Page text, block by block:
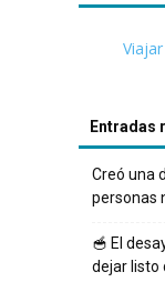
Entradas
Creó una
personas
🥣 El
dejar listo